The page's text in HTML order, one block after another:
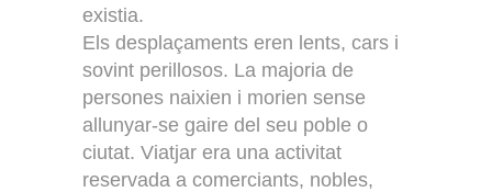
existia.
Els desplaçaments eren lents, cars i
sovint perillosos. La majoria de
persones naixien i morien sense
allunyar-se gaire del seu poble o
ciutat. Viatjar era una activitat
reservada a comerciants, nobles,